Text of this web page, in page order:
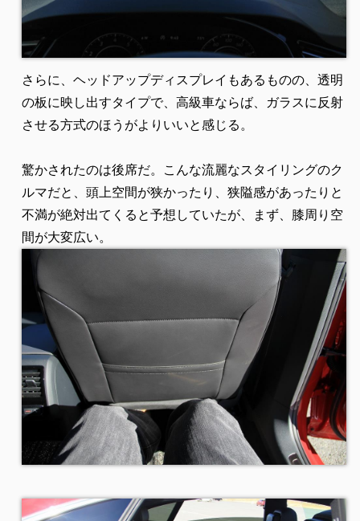
さらに、ヘッドアップディスプレイもあるものの、透明
の板に映し出すタイプで、高級車ならば、ガラスに反射
させる方式のほうがよりいいと感じる。
驚かされたのは後席だ。こんな流麗なスタイリングのク
ルマだと、頭上空間が狭かったり、狭隘感があったりと
不満が絶対出てくると予想していたが、まず、膝周り空
間が大変広い。